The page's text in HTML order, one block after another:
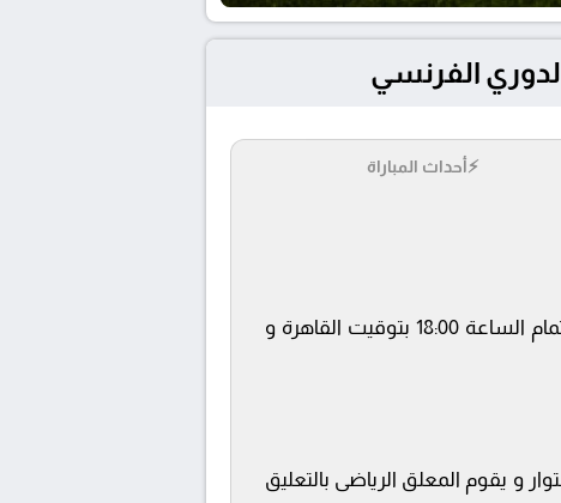
⚡أحداث المباراة
يلتقى اليوم 18/4/2026 كلا من نادى لوريان و أولمبيك مارسيليا فى بطولة الدوري الفرنسي فى تمام الساعة 18:00 بتوقيت القاهرة و
و يقوم المعلق الرياضى بالتعليق